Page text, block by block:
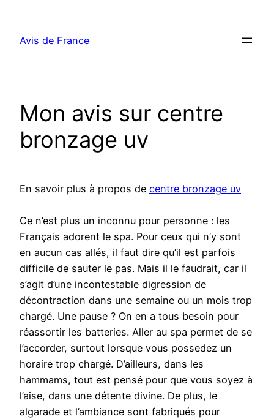
contenu
Avis de France
Mon avis sur centre
bronzage uv
En savoir plus à propos de centre bronzage uv
Ce n’est plus un inconnu pour personne : les
Français adorent le spa. Pour ceux qui n’y sont
en aucun cas allés, il faut dire qu’il est parfois
difficile de sauter le pas. Mais il le faudrait, car il
s’agit d’une incontestable digression de
décontraction dans une semaine ou un mois trop
chargé. Une pause ? On en a tous besoin pour
réassortir les batteries. Aller au spa permet de se
l’accorder, surtout lorsque vous possedez un
horaire trop chargé. D’ailleurs, dans les
hammams, tout est pensé pour que vous soyez à
l’aise, dans une détente divine. De plus, le
algarade et l’ambiance sont fabriqués pour